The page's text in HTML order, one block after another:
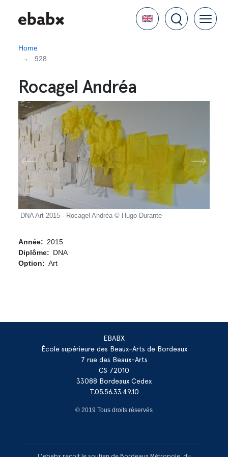
Language
Home
928
Rocagel Andréa
DNA Art 2015 - Rocagel Andréa © Hugo Durante
Année
2015
Diplôme
DNA
Option
Art
EBABX
École supérieure des Beaux-Arts de Bordeaux
7 rue des Beaux-Arts
CS 72010
33088 Bordeaux Cedex
T.05.56.33.49.10
© 2019 Tous droits réservés